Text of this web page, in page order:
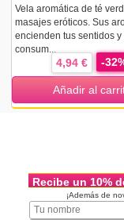
Vela aromática de té
masajes eróticos. Sus
encienden tus sentidos y
consum...
4,94 € -
Añadir al
Recibe un 10%
¡Además de